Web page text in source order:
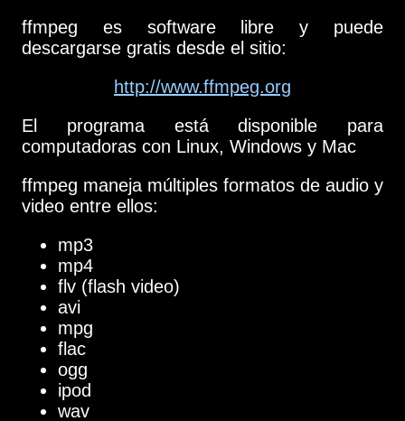
ffmpeg es software libre y puede
descargarse gratis desde el sitio:
http://www.ffmpeg.org
El programa está disponible para
computadoras con Linux, Windows y Mac
ffmpeg maneja múltiples formatos de audio y
video entre ellos:
mp3
mp4
flv (flash video)
avi
mpg
flac
ogg
ipod
wav